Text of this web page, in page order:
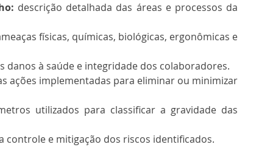
descrição detalhada das áreas e processos da
físicas, químicas, biológicas, ergonômicas e
danos à saúde e integridade dos colaboradores.
ações implementadas para eliminar ou minimizar
utilizados para classificar a gravidade das
controle e mitigação dos riscos identificados.